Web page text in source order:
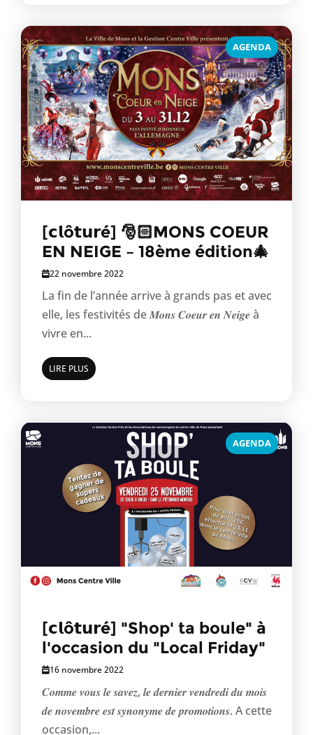
AGENDA
[𝗰𝗹ô𝘁𝘂𝗿é] 🎅🏻MONS COEUR
EN NEIGE – 18ème édition🎄
22 novembre 2022
La fin de l’année arrive à grands pas et avec
elle, les festivités de 𝑴𝒐𝒏𝒔 𝑪𝒐𝒆𝒖𝒓 𝒆𝒏 𝑵𝒆𝒊𝒈𝒆 à
vivre en...
LIRE PLUS
AGENDA
[𝗰𝗹ô𝘁𝘂𝗿é] "Shop' ta boule" à
l'occasion du "Local Friday"
16 novembre 2022
𝑪𝒐𝒎𝒎𝒆 𝒗𝒐𝒖𝒔 𝒍𝒆 𝒔𝒂𝒗𝒆𝒛, 𝒍𝒆 𝒅𝒆𝒓𝒏𝒊𝒆𝒓 𝒗𝒆𝒏𝒅𝒓𝒆𝒅𝒊 𝒅𝒖 𝒎𝒐𝒊𝒔
𝒅𝒆 𝒏𝒐𝒗𝒆𝒎𝒃𝒓𝒆 𝒆𝒔𝒕 𝒔𝒚𝒏𝒐𝒏𝒚𝒎𝒆 𝒅𝒆 𝒑𝒓𝒐𝒎𝒐𝒕𝒊𝒐𝒏𝒔. A cette
occasion,...